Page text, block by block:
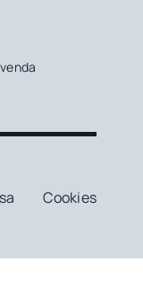
Cookies